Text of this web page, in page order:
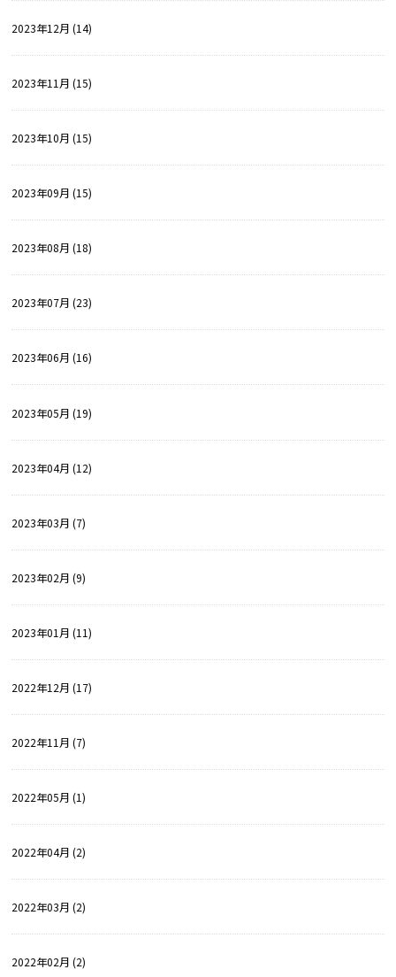
2023年12月 (14)
2023年11月 (15)
2023年10月 (15)
2023年09月 (15)
2023年08月 (18)
2023年07月 (23)
2023年06月 (16)
2023年05月 (19)
2023年04月 (12)
2023年03月 (7)
2023年02月 (9)
2023年01月 (11)
2022年12月 (17)
2022年11月 (7)
2022年05月 (1)
2022年04月 (2)
2022年03月 (2)
2022年02月 (2)